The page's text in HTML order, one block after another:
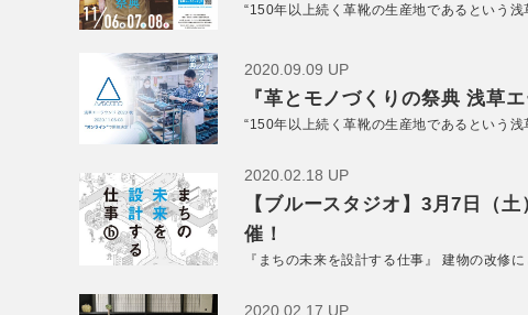
“150年以上続く革靴の生産地であるという
2020.09.09 UP
『革とモノづくりの祭典 浅草
“150年以上続く革靴の生産地であるという
2020.02.18 UP
【ブルースタジオ】3月7日（
催！
『まちの未来を設計する仕事』 建物の改修
2020.02.17 UP